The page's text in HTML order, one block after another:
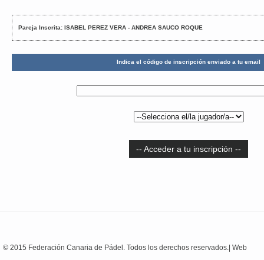
Pareja Inscrita: ISABEL PEREZ VERA - ANDREA SAUCO ROQUE
Indica el código de inscripción enviado a tu email
-- Acceder a tu inscripción --
© 2015 Federación Canaria de Pádel. Todos los derechos reservados.| Web